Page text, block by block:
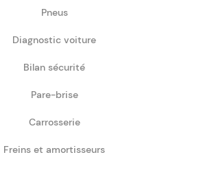
Pneus
Diagnostic voiture
Bilan sécurité
Pare-brise
Carrosserie
Freins et amortisseurs